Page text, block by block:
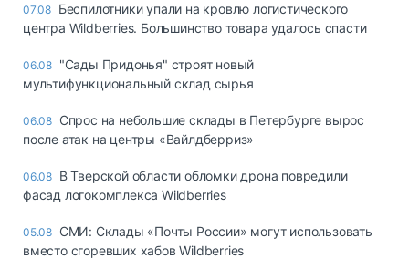
07.08 Беспилотники упали на кровлю логистического
центра Wildberries. Большинство товара удалось спасти
06.08 "Сады Придонья" строят новый
мультифункциональный склад сырья
06.08 Спрос на небольшие склады в Петербурге вырос
после атак на центры «Вайлдберриз»
06.08 В Тверской области обломки дрона повредили
фасад логокомплекса Wildberries
05.08 СМИ: Склады «Почты России» могут использовать
вместо сгоревших хабов Wildberries